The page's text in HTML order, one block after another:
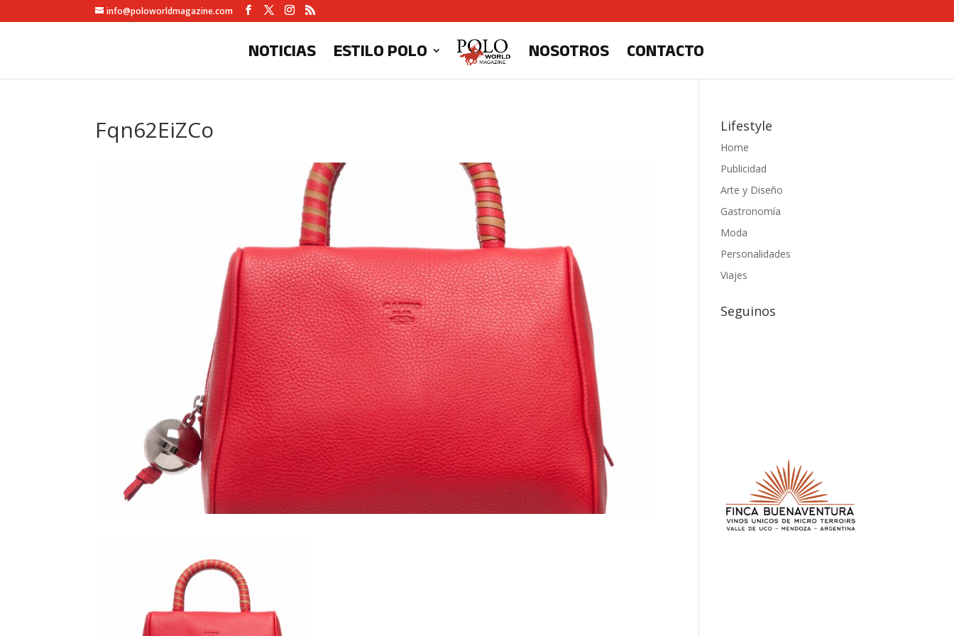
info@poloworldmagazine.com
NOTICIAS ESTILO POLO NOSOTROS CONTACTO
Fqn62EiZCo Lifestyle
Home
Publicidad
Arte y Diseño
Gastronomía
Moda
Personalidades
Viajes
Seguinos